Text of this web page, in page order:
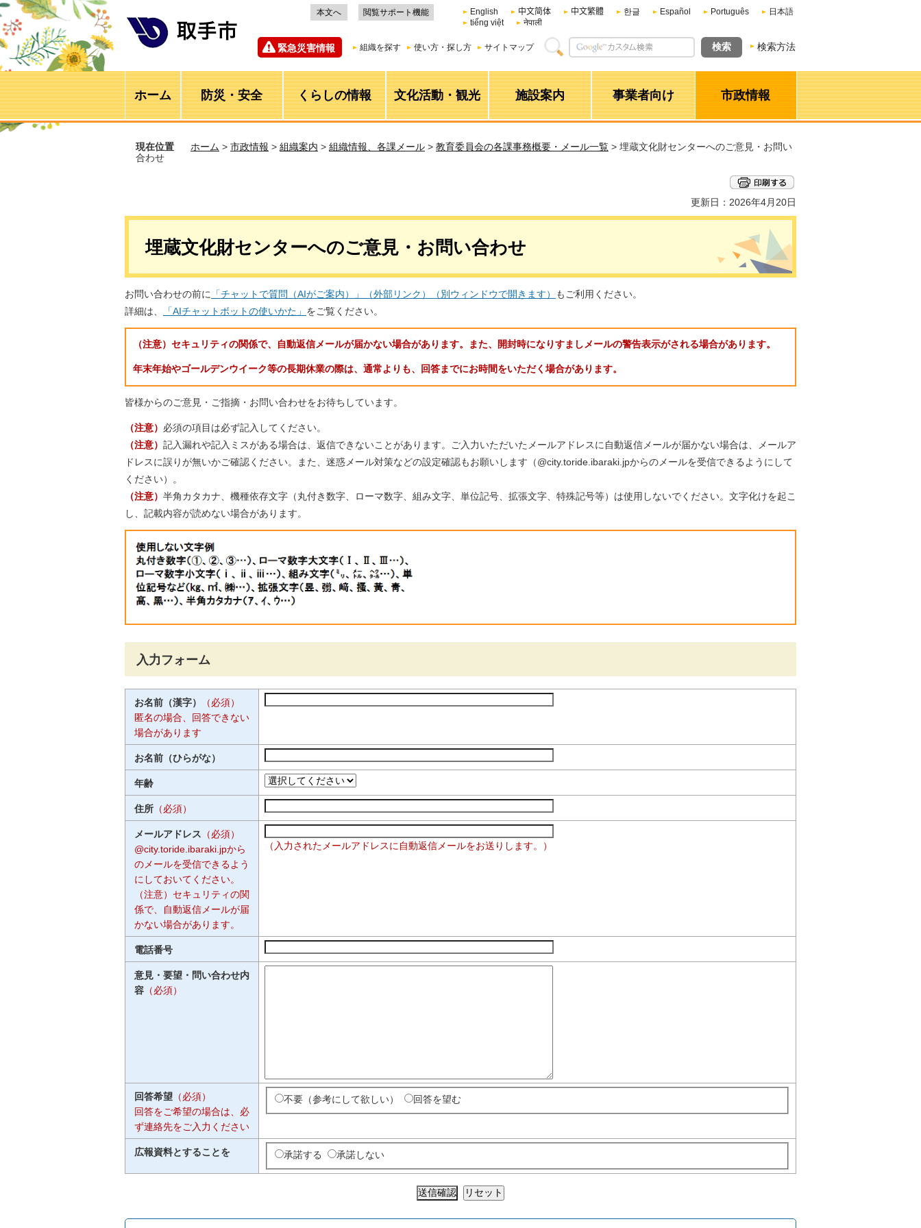
本文へ 閲覧サポート機能 English 中文简体 中文繁體 한글 Español Português
日本語
tiếng việt
नेपाली
緊急災害情報 組織を探す 使い方・探し方 サイトマップ 検索方法
ホーム 防災・安全 くらしの情報 文化活動・観光 施設案内 事業者向け 市政情報
現在位置 ホーム > 市政情報 > 組織案内 > 組織情報、各課メール > 教育委員会の各課事務概要・メール一覧 > 埋蔵文化財センターへのご意見・お問い
合わせ
更新日：2026年4月20日
埋蔵文化財センターへのご意見・お問い合わせ
お問い合わせの前に 「チャットで質問（AIがご案内）」（外部リンク）（別ウィンドウで開きます）
もご利用ください。
詳細は、
「AIチャットボットの使いかた」 をご覧ください。
（注意）セキュリティの関係で、自動返信メールが届かない場合があります。また、開封時になりすましメールの警告表示がされる場合があります。
年末年始やゴールデンウイーク等の長期休業の際は、通常よりも、回答までにお時間をいただく場合があります。
皆様からのご意見・ご指摘・お問い合わせをお待ちしています。
（注意） 必須の項目は必ず記入してください。
（注意） 記入漏れや記入ミスがある場合は、返信できないことがあります。ご入力いただいたメールアドレスに自動返信メールが届かない場合は、メールア
ドレスに誤りが無いかご確認ください。また、迷惑メール対策などの設定確認もお願いします（@city.toride.ibaraki.jpからのメールを受信できるようにして
ください）。
（注意） 半角カタカナ、機種依存文字（丸付き数字、ローマ数字、組み文字、単位記号、拡張文字、特殊記号等）は使用しないでください。文字化けを起こ
し、記載内容が読めない場合があります。
入力フォーム
お名前（漢字）
（必須）
匿名の場合、回答できない
場合があります
お名前（ひらがな）
年齢
住所 （必須）
メールアドレス （必須）
@city.toride.ibaraki.jpから
のメールを受信できるよう
にしておいてください。
（注意）セキュリティの関
係で、自動返信メールが届
かない場合があります。
（入力されたメールアドレスに自動返信メールをお送りします。）
電話番号
意見・要望・問い合わせ内
容 （必須）
回答希望 （必須）
回答をご希望の場合は、必
ず連絡先をご入力ください
不要（参考にして欲しい） 回答を望む
広報資料とすることを 承諾する 承諾しない